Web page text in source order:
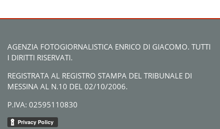
AGENZIA FOTOGIORNALISTICA ENRICO DI GIACOMO. TUTTI
I DIRITTI RISERVATI.
REGISTRATA AL REGISTRO STAMPA DEL TRIBUNALE DI
MESSINA AL N.10 DEL 02/10/2006.
P.IVA: 02595110830